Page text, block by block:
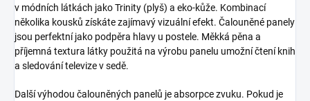
v módních látkách jako Trinity (plyš) a eko-kůže. Kombinací
několika kousků získáte zajímavý vizuální efekt. Čalouněné panely
jsou perfektní jako podpěra hlavy u postele. Měkká pěna a
příjemná textura látky použitá na výrobu panelu umožní čtení knih
a sledování televize v sedě.
Další výhodou čalouněných panelů je absorpce zvuku. Pokud je